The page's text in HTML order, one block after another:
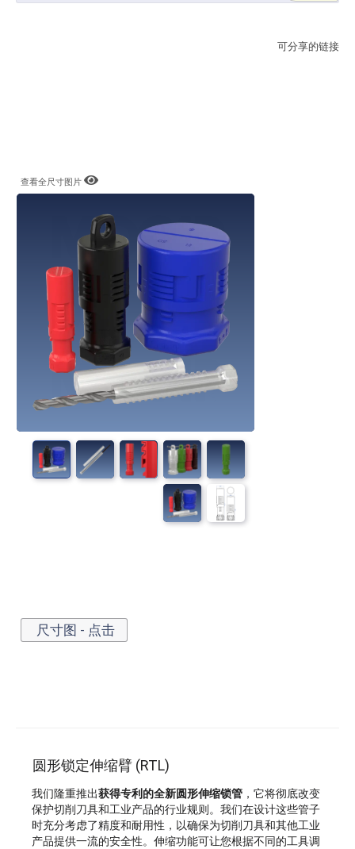
可分享的链接
查看全尺寸图片
尺寸图 - 点击
圆形锁定伸缩臂 (RTL)
我们隆重推出获得专利的全新圆形伸缩锁管 ，它将彻底改变
保护切削刀具和工业产品的行业规则。我们在设计这些管子
时充分考虑了精度和耐用性，以确保为切削刀具和其他工业
产品提供一流的安全性。伸缩功能可让您根据不同的工具调